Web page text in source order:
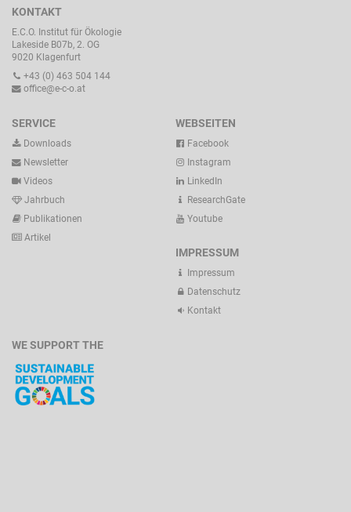
KONTAKT
E.C.O. Institut für Ökologie
Lakeside B07b, 2. OG
9020 Klagenfurt
+43 (0) 463 504 144
office@e-c-o.at
SERVICE
Downloads
Newsletter
Videos
Jahrbuch
Publikationen
Artikel
WEBSEITEN
Facebook
Instagram
LinkedIn
ResearchGate
Youtube
IMPRESSUM
Impressum
Datenschutz
Kontakt
WE SUPPORT THE